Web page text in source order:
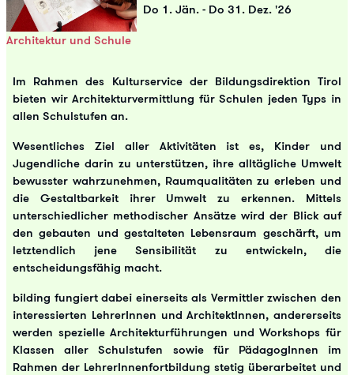
Do 1. Jän. - Do 31. Dez. '26
Architektur und Schule
Im Rahmen des Kulturservice der Bildungsdirektion Tirol
bieten wir Architekturvermittlung für Schulen jeden Typs in
allen Schulstufen an.
Wesentliches Ziel aller Aktivitäten ist es, Kinder und
Jugendliche darin zu unterstützen, ihre alltägliche Umwelt
bewusster wahrzunehmen, Raumqualitäten zu erleben und
die Gestaltbarkeit ihrer Umwelt zu erkennen. Mittels
unterschiedlicher methodischer Ansätze wird der Blick auf
den gebauten und gestalteten Lebensraum geschärft, um
letztendlich jene Sensibilität zu entwickeln, die
entscheidungsfähig macht.
bilding fungiert dabei einerseits als Vermittler zwischen den
interessierten LehrerInnen und ArchitektInnen, andererseits
werden spezielle Architekturführungen und Workshops für
Klassen aller Schulstufen sowie für PädagogInnen im
Rahmen der LehrerInnenfortbildung stetig überarbeitet und